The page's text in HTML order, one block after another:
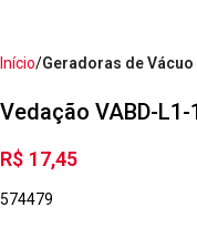
Início Geradoras de Vácuo
Vedação VABD-L1-
R$ 17,45
574479